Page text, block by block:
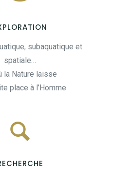
subaquatique et
spatiale…
la Nature laisse
place à l’Homme